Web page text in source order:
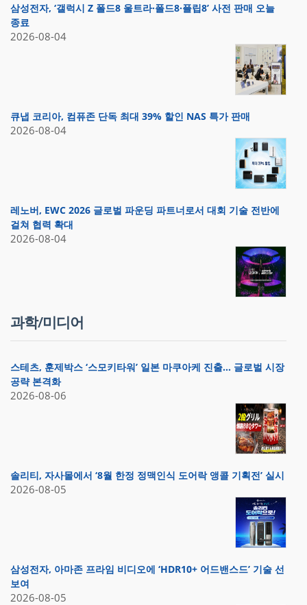
삼성전자, ‘갤럭시 Z 폴드8 울트라·폴드8·플립8’ 사전 판매 오늘
종료
2026-08-04
큐냅 코리아, 컴퓨존 단독 최대 39% 할인 NAS 특가 판매
2026-08-04
레노버, EWC 2026 글로벌 파운딩 파트너로서 대회 기술 전반에
걸쳐 협력 확대
2026-08-04
과학/미디어
스테츠, 훈제박스 ‘스모키타워’ 일본 마쿠아케 진출… 글로벌 시장
공략 본격화
2026-08-06
솔리티, 자사몰에서 ‘8월 한정 정맥인식 도어락 앵콜 기획전’ 실시
2026-08-05
삼성전자, 아마존 프라임 비디오에 ‘HDR10+ 어드밴스드’ 기술 선
보여
2026-08-05